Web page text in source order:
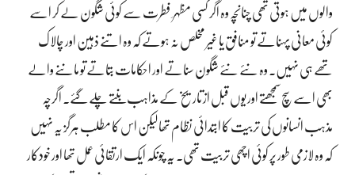
والوں میں ہوتی تھی چنانچہ وہ اگر کسی مظہر ِ فطرت سے کوئی شگون لے کر اسے
کوئی معانی پہناتے تو منافق یا غیر مخلص نہ ہوتے کہ وہ اتنے ذہین اور چالاک
تھے ہی نہیں۔ وہ نئے نئے شگون سناتے اور احکامات بتاتے تو ماننے والے
بھی اسے سچ سمجھتے اور یوں قبل از تاریخ کے مذاہب بنتے چلے گئے۔ اگرچہ
مذہب انسانوں کی تربیت کا ابتدائی نظام تھا لیکن اس کا مطلب ہرگز یہ نہیں
کہ وہ لازمی طور پر کوئی اچھی تربیت تھی۔ یہ چونکہ ایک ارتقائی عمل تھا اور خودکار